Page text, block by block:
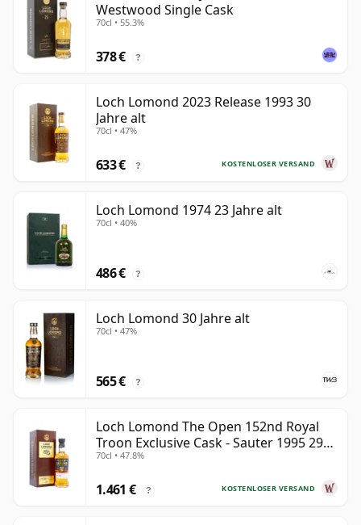
Westwood Single Cask
70cl • 55.3%
378 € ?
Loch Lomond 2023 Release 1993 30
Jahre alt
70cl • 47%
KOSTENLOSER VERSAND
633 € ?
Loch Lomond 1974 23 Jahre alt
70cl • 40%
486 € ?
Loch Lomond 30 Jahre alt
70cl • 47%
565 € ?
Loch Lomond The Open 152nd Royal
Troon Exclusive Cask - Sauter 1995 29
Jahre alt
70cl • 47.8%
KOSTENLOSER VERSAND
1.461 € ?